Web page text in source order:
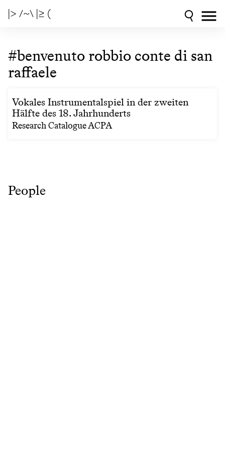
|> /~\ |≥ (
#benvenuto robbio conte di san
raffaele
Vokales Instrumentalspiel in der zweiten
Hälfte des 18. Jahrhunderts
Research Catalogue ACPA
People